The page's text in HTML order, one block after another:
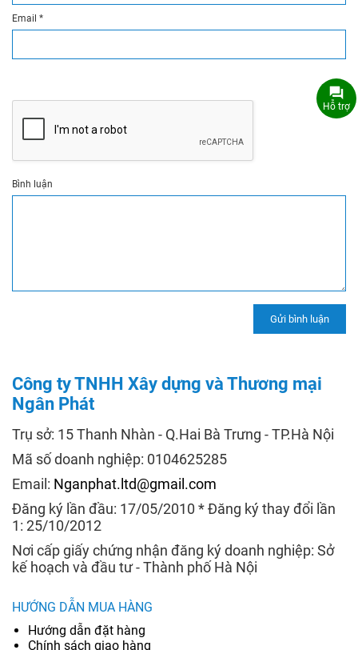
Email *
Bình luận
Công ty TNHH Xây dựng và Thương mại
Ngân Phát
Trụ sở: 15 Thanh Nhàn - Q.Hai Bà Trưng - TP.Hà Nội
Mã số doanh nghiệp: 0104625285
Email: Nganphat.ltd@gmail.com
Đăng ký lần đầu: 17/05/2010 * Đăng ký thay đổi lần
1: 25/10/2012
Nơi cấp giấy chứng nhận đăng ký doanh nghiệp: Sở
kế hoạch và đầu tư - Thành phố Hà Nội
HƯỚNG DẪN MUA HÀNG
Hướng dẫn đặt hàng
Chính sách giao hàng
Hỗ trợ